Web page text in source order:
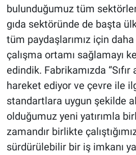
bulunduğumuz tüm
gıda sektöründe de başta
tüm paydaşlarımız için
çalışma ortamı sağlamayı
edindik. Fabrikamızda “Sıfır
hareket ediyor ve çevre ile
standartlara uygun şekilde
olduğumuz yeni yatırımla
zamandır birlikte
sürdürülebilir bir iş imkanı